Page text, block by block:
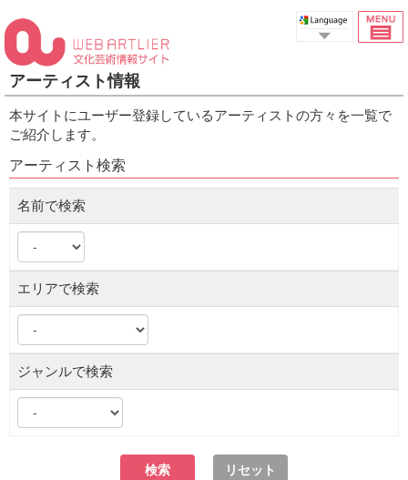
Select Language
アーティスト情報
本サイトにユーザー登録しているアーティストの方々を一覧で
ご紹介します。
アーティスト検索
名前で検索
エリアで検索
ジャンルで検索
リセット